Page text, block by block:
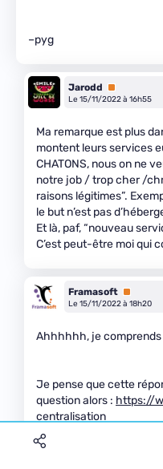
–pyg
Jarodd
Premium
Le 15/11/2022 à 16h55
Ma remarque est plus
montent leurs services
CHATONS, nous on ne
notre job / trop cher /
raisons légitimes”.
le but n’est pas
Et là, paf, “nouveau
C’est peut-être moi qui
Framasoft Premium
Le 15/11/2022 à 18h20
Ahhhhhh, je comprends
Je pense que cette
question alors : https://
centralisation